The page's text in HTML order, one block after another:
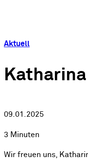
Aktuell
09.01.2025
3 Minuten
Wir freuen uns,